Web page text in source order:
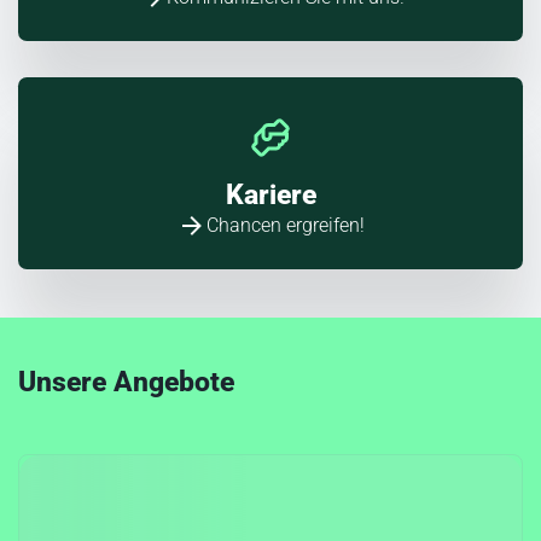
Kariere
Chancen ergreifen!
Unsere Angebote